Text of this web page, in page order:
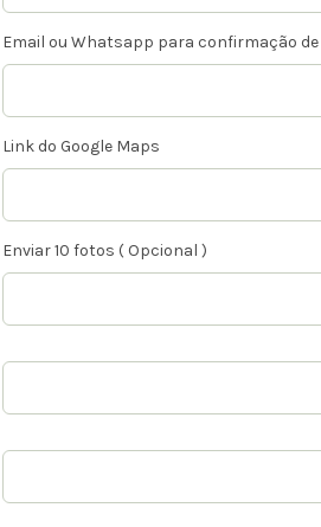
Email ou Whatsapp para confirmação
Link do Google Maps
Enviar 10 fotos ( Opcional )